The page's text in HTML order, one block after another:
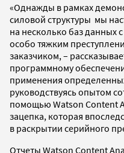
«Однажды в рамках
силовой структуры мы
на несколько баз
особо тяжким
заказчиком, –
программному
применения
руководствуясь опытом
помощью Watson Content
зацепка, которая
в раскрытии серийного
Отчеты Watson Content